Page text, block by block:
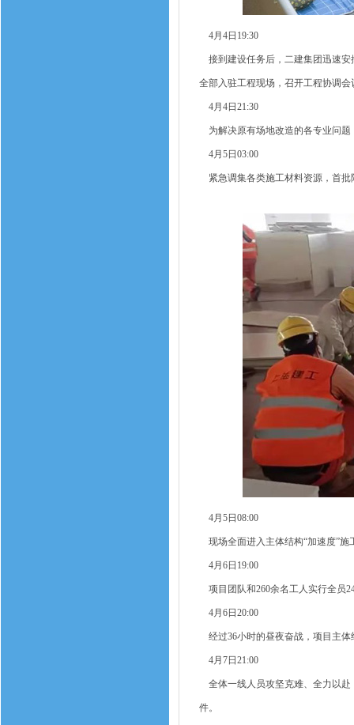
4月4日19:30
接到建设任务后，二建集团迅速安
全部入驻工程现场，召开工程协调
4月4日21:30
为解决原有场地改造的各专业问题
4月5日03:00
紧急调集各类施工材料资源，首批
4月5日08:00
现场全面进入主体结构“加速度”施
4月6日19:00
项目团队和260余名工人实行全员
4月6日20:00
经过36小时的昼夜奋战，项目主体
4月7日21:00
全体一线人员攻坚克难、全力以赴
件。